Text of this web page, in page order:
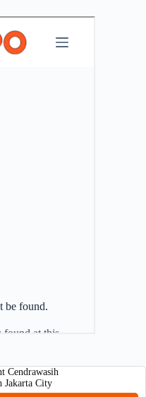
Cendrawasih
Jakarta City